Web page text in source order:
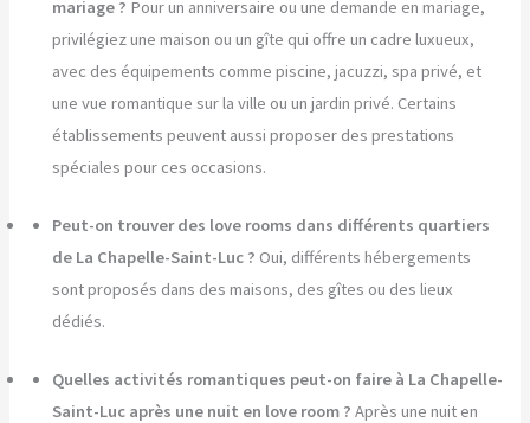
mariage ? Pour un anniversaire ou une demande en mariage,
privilégiez une maison ou un gîte qui offre un cadre luxueux,
avec des équipements comme piscine, jacuzzi, spa privé, et
une vue romantique sur la ville ou un jardin privé. Certains
établissements peuvent aussi proposer des prestations
spéciales pour ces occasions.
Peut-on trouver des love rooms dans différents quartiers
de La Chapelle-Saint-Luc ? Oui, différents hébergements
sont proposés dans des maisons, des gîtes ou des lieux
dédiés.
Quelles activités romantiques peut-on faire à La Chapelle-
Saint-Luc après une nuit en love room ? Après une nuit en